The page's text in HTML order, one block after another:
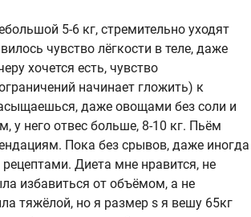
5-6 кг, стремительно уходят
чувство лёгкости в теле, даже
хочется есть, чувство
начинает гложить) к
даже овощами без соли и
у него отвес больше, 8-10 кг. Пьём
Пока без срывов, даже иногда
Диета мне нравится, не
избавиться от объёмом, а не
тяжёлой, но я размер s я вешу 65кг